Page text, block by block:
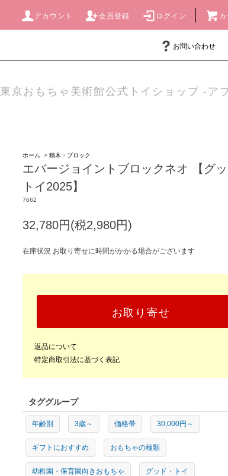
アカウント 会員登録 ログイン
お問い合わせ
東京おもちゃ美術館公式トイショップ -ア
ホーム > 積木・ブロック
エバージョイントブロックネオ 【グッ
トイ2025】
7662
32,780円(税2,980円)
在庫状況 お取り寄せに時間がかかる場合がございます
お取り寄せ
返品について
特定商取引法に基づく表記
タググループ
年齢別 3歳～ 価格帯 30,000円～
ギフトにおすすめ おもちゃの種類
幼稚園・保育園向きおもちゃ グッド・トイ